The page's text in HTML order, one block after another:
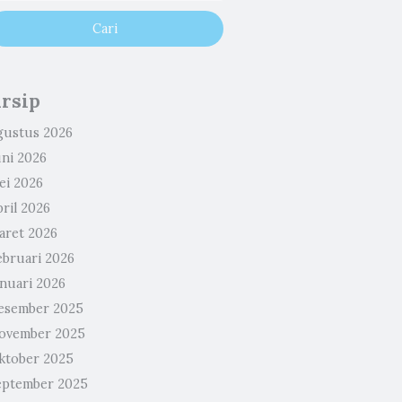
2026
2026
2026
2026
2026
2026
2026
2025
2025
2025
2025